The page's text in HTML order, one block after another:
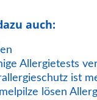
auch:
Allergietests
ist
lösen